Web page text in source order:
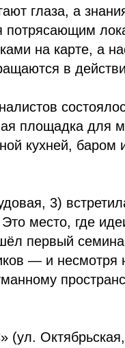
глаза, а
потрясающим
на карте, а
в
площадка для
кухней,
3)
место, где
первый
— и
(ул.